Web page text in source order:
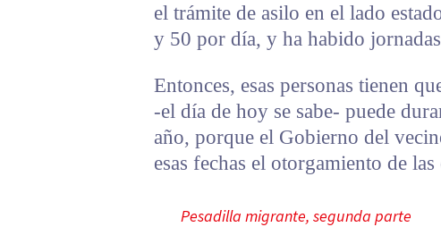
el trámite de asilo en el lado
y 50 por día, y ha habido
Entonces, esas personas tienen
-el día de hoy se sabe- puede
año, porque el Gobierno del
esas fechas el otorgamiento de las
Pesadilla migrante, segunda parte